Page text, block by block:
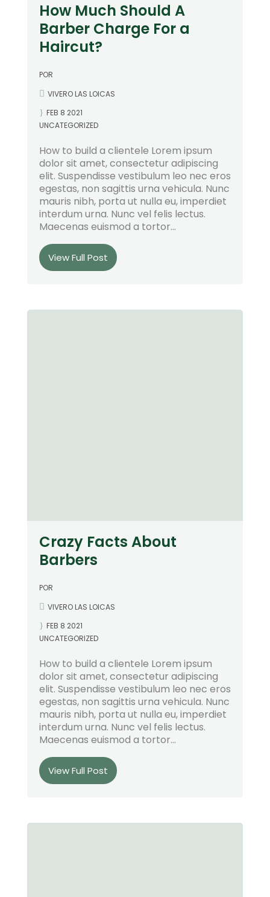
How Much Should A
Barber Charge For a
Haircut?
POR
VIVERO LAS LOICAS
FEB 8 2021
UNCATEGORIZED
How to build a clientele Lorem ipsum
dolor sit amet, consectetur adipiscing
elit. Suspendisse vestibulum leo nec eros
egestas, non sagittis urna vehicula. Nunc
mauris nibh, porta ut nulla eu, imperdiet
interdum urna. Nunc vel felis lectus.
Maecenas euismod a tortor...
View Full Post
Crazy Facts About
Barbers
POR
VIVERO LAS LOICAS
FEB 8 2021
UNCATEGORIZED
How to build a clientele Lorem ipsum
dolor sit amet, consectetur adipiscing
elit. Suspendisse vestibulum leo nec eros
egestas, non sagittis urna vehicula. Nunc
mauris nibh, porta ut nulla eu, imperdiet
interdum urna. Nunc vel felis lectus.
Maecenas euismod a tortor...
View Full Post